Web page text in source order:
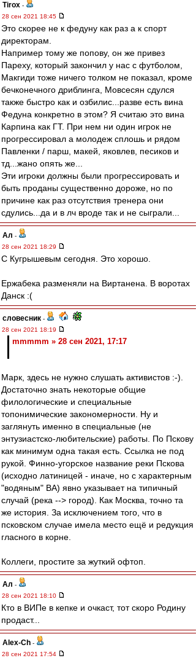
Tirox -
28 сен 2021 18:45
Это скорее не к федуну как раз а к спорт
директорам.
Например тому же попову, он же привез
Пареху, который закончил у нас с футболом,
Макгиди тоже ничего толком не показал, кроме
бечконечного дриблинга, Мовсесян сдулся
также быстро как и озбилис...разве есть вина
Федуна конкретно в этом? Я считаю это вина
Карпина как ГТ. При нем ни один игрок не
прогрессировал а молодеж сплошь и рядом
Павленки / парш, макей, яковлев, песиков и
тд...жано опять же...
Эти игроки должны были прогрессировать и
быть проданы существенно дороже, но по
причине как раз отсутствия тренера они
сдулись...да и в лч вроде так и не сыграли...
Ал -
28 сен 2021 18:29
С Кугрышевым сегодня. Это хорошо.
Ержабека разменяли на Виртанена. В воротах
Данск :(
словесник -
28 сен 2021 18:19
mmmmm » 28 сен 2021, 17:17
Марк, здесь не нужно слушать активистов :-).
Достаточно знать некоторые общие
филологические и специальные
топонимические закономерности. Ну и
заглянуть именно в специальные (не
энтузиастско-любительские) работы. По Пскову
как минимум одна такая есть. Ссылка не под
рукой. Финно-угорское название реки Пскова
(исходно латиницей - иначе, но с характерным
"водяным" ВА) явно указывает на типичный
случай (река --> город). Как Москва, точно та
же история. За исключением того, что в
псковском случае имела место ещё и редукция
гласного в корне.
Коллеги, простите за жуткий офтоп.
Ал -
28 сен 2021 18:10
Кто в ВИПе в кепке и очкаст, тот скоро Родину
продаст...
Alex-Ch -
28 сен 2021 17:54